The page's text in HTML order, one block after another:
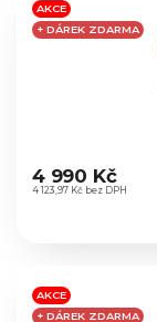
hvězdiček.
AKCE
+ DÁREK ZDARMA
hodnocení
produktu
hvězdiček.
4 123,97 Kč bez DPH
4 990 Kč
AKCE
+ DÁREK ZDARMA